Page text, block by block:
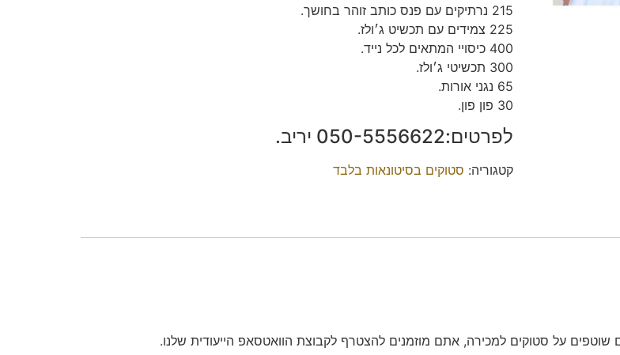
215 נרתיקים עם פנס כותב זוהר בחושך.
225 צמידים עם תכשיט ג׳ולז.
400 כיסויי המתאים לכל נייד.
300 תכשיטי ג׳ולז.
65 נגני אורות.
30 פון פון.
לפרטים:050-5556622 יריב.
קטגוריה: סטוקים בסיטונאות בלבד
על סטוקים למכירה, אתם מוזמנים להצטרף לקבוצת הוואטסאפ הייעודית שלנו.